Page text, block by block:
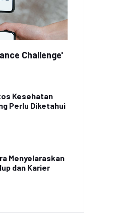
Challenge'
Kesehatan
Perlu Diketahui
Menyelaraskan
dan Karier